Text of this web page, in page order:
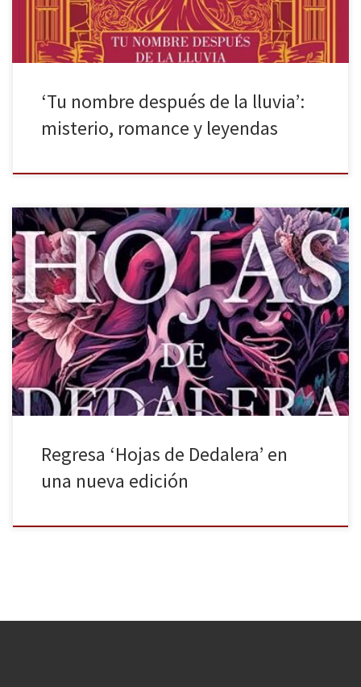
‘Tu nombre después de la lluvia’:
misterio, romance y leyendas
Molino publica una edición completamente nueva de Hojas de
dedalera de Victoria Álvarez. La primera vez que esta novela vio
la luz fue hace quince años, y fue su debut literario. Durante este
lapso de tiempo, la autora ha crecido artísticamente. Hace un
lustro, más o menos, yo leí la […]
Regresa ‘Hojas de Dedalera’ en
una nueva edición